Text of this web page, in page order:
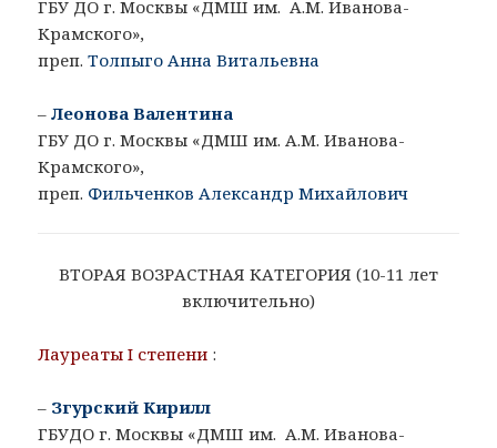
ГБУ ДО г. Москвы «ДМШ им. А.М. Иванова-
Крамского»,
преп.Толпыго Анна Витальевна
–Леонова Валентина
ГБУ ДО г. Москвы «ДМШ им. А.М. Иванова-
Крамского»,
преп. Фильченков Александр Михайлович
ВТОРАЯ ВОЗРАСТНАЯ КАТЕГОРИЯ (10-11 лет
включительно)
Лауреаты I степени :
– Згурский Кирилл
ГБУДО г. Москвы «ДМШ им. А.М. Иванова-